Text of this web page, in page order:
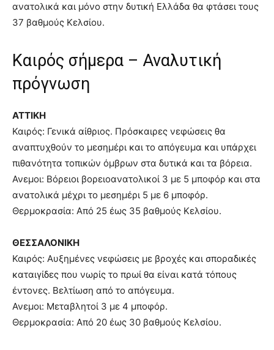
ανατολικά και μόνο στην δυτική Ελλάδα θα φτάσει τους
37 βαθμούς Κελσίου.
Καιρός σήμερα – Αναλυτική
πρόγνωση
ΑΤΤΙΚΗ
Καιρός: Γενικά αίθριος. Πρόσκαιρες νεφώσεις θα
αναπτυχθούν το μεσημέρι και το απόγευμα και υπάρχει
πιθανότητα τοπικών όμβρων στα δυτικά και τα βόρεια.
Ανεμοι: Βόρειοι βορειοανατολικοί 3 με 5 μποφόρ και στα
ανατολικά μέχρι το μεσημέρι 5 με 6 μποφόρ.
Θερμοκρασία: Από 25 έως 35 βαθμούς Κελσίου.
ΘΕΣΣΑΛΟΝΙΚΗ
Καιρός: Αυξημένες νεφώσεις με βροχές και σποραδικές
καταιγίδες που νωρίς το πρωί θα είναι κατά τόπους
έντονες. Βελτίωση από το απόγευμα.
Ανεμοι: Μεταβλητοί 3 με 4 μποφόρ.
Θερμοκρασία: Από 20 έως 30 βαθμούς Κελσίου.